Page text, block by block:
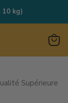
10 kg)
Supérieure